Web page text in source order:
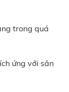
trong quá
ứng với sản